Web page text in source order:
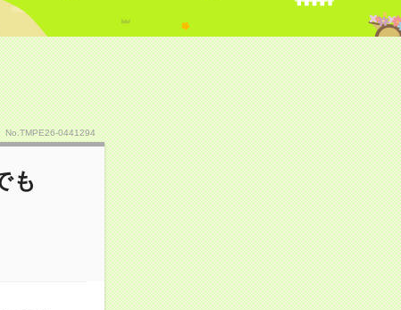
No.TMPE26-0441294
も